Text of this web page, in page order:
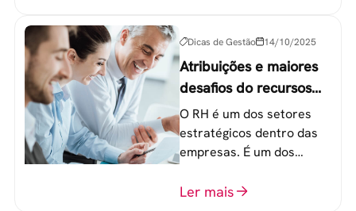
Dicas de Gestão 14/10/2025
Atribuições e maiores
desafios do recursos
humanos em uma
empresa
O RH é um dos setores
estratégicos dentro das
empresas. É um dos
o atingimento das metas
Ler mais